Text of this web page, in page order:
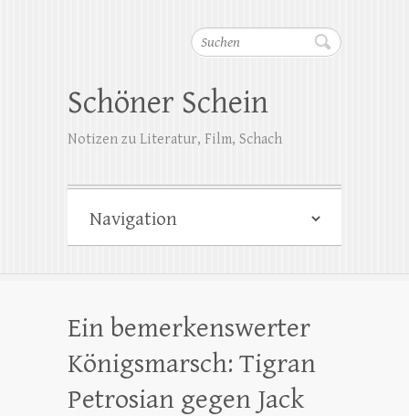
Suchen
Schöner Schein
Notizen zu Literatur, Film, Schach
Ein bemerkenswerter
Königsmarsch: Tigran
Petrosian gegen Jack